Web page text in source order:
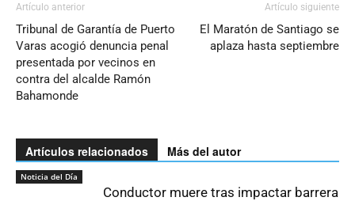
Artículo anterior
Tribunal de Garantía de Puerto
Varas acogió denuncia penal
presentada por vecinos en
contra del alcalde Ramón
Bahamonde
Artículo siguiente
El Maratón de Santiago se
aplaza hasta septiembre
Artículos relacionados Más del autor
Noticia del Día
Conductor muere tras impactar barrera